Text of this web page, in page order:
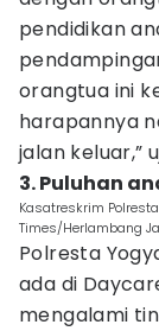
pendidikan
orangtua ini
harapannya
jalan keluar,”
3. Puluhan
Kasatreskrim
Times/Herlambang
Polresta
ada di
mengalami